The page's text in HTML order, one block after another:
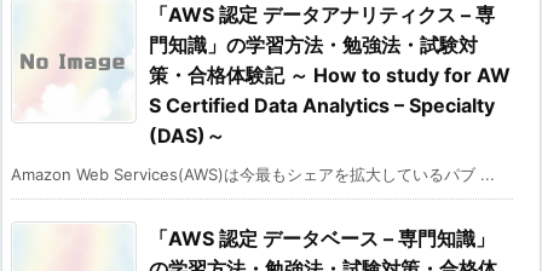
「AWS 認定 データアナリティクス – 専
門知識」の学習方法・勉強法・試験対
策・合格体験記 ～ How to study for AW
S Certified Data Analytics – Specialty
(DAS)～
Amazon Web Services(AWS)は今最もシェアを拡大しているパブ ...
「AWS 認定 データベース – 専門知識」